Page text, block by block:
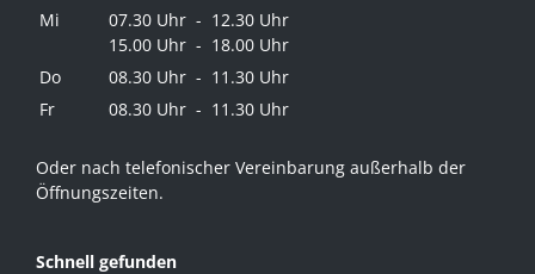
Mi
07.30 Uhr - 12.30 Uhr
15.00 Uhr - 18.00 Uhr
Do
08.30 Uhr - 11.30 Uhr
Fr
08.30 Uhr - 11.30 Uhr
Oder nach telefonischer Vereinbarung außerhalb der
Öffnungszeiten.
Schnell gefunden